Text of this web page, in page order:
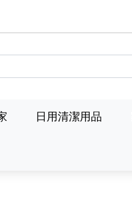
日用清潔用品